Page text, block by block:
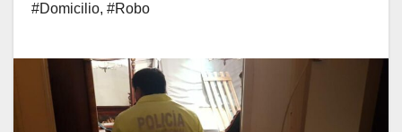
#Domicilio, #Robo